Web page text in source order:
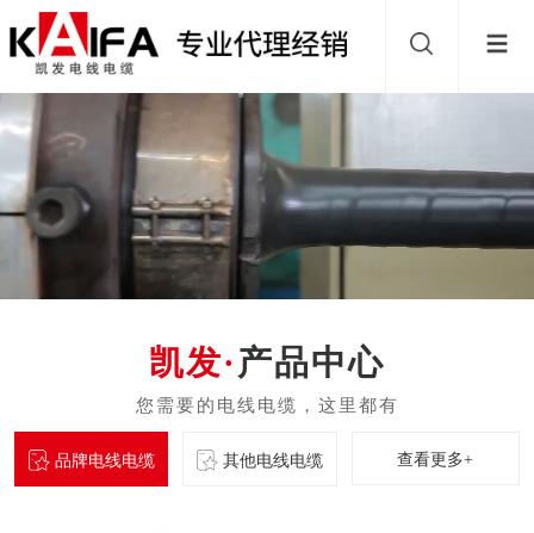
产品中心
品牌电线电缆 其他电线电缆 查看更多+